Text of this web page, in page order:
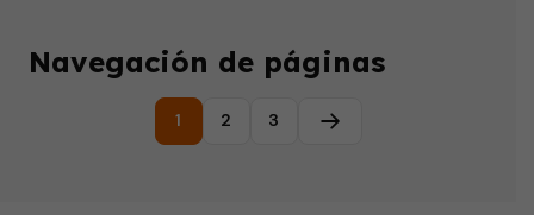
Navegación de páginas
1 2 3 Página siguiente